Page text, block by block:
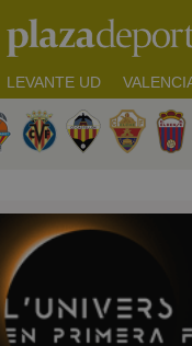
LEVANTE UD